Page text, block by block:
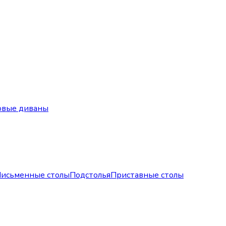
диваны
столыПодстольяПриставные столы